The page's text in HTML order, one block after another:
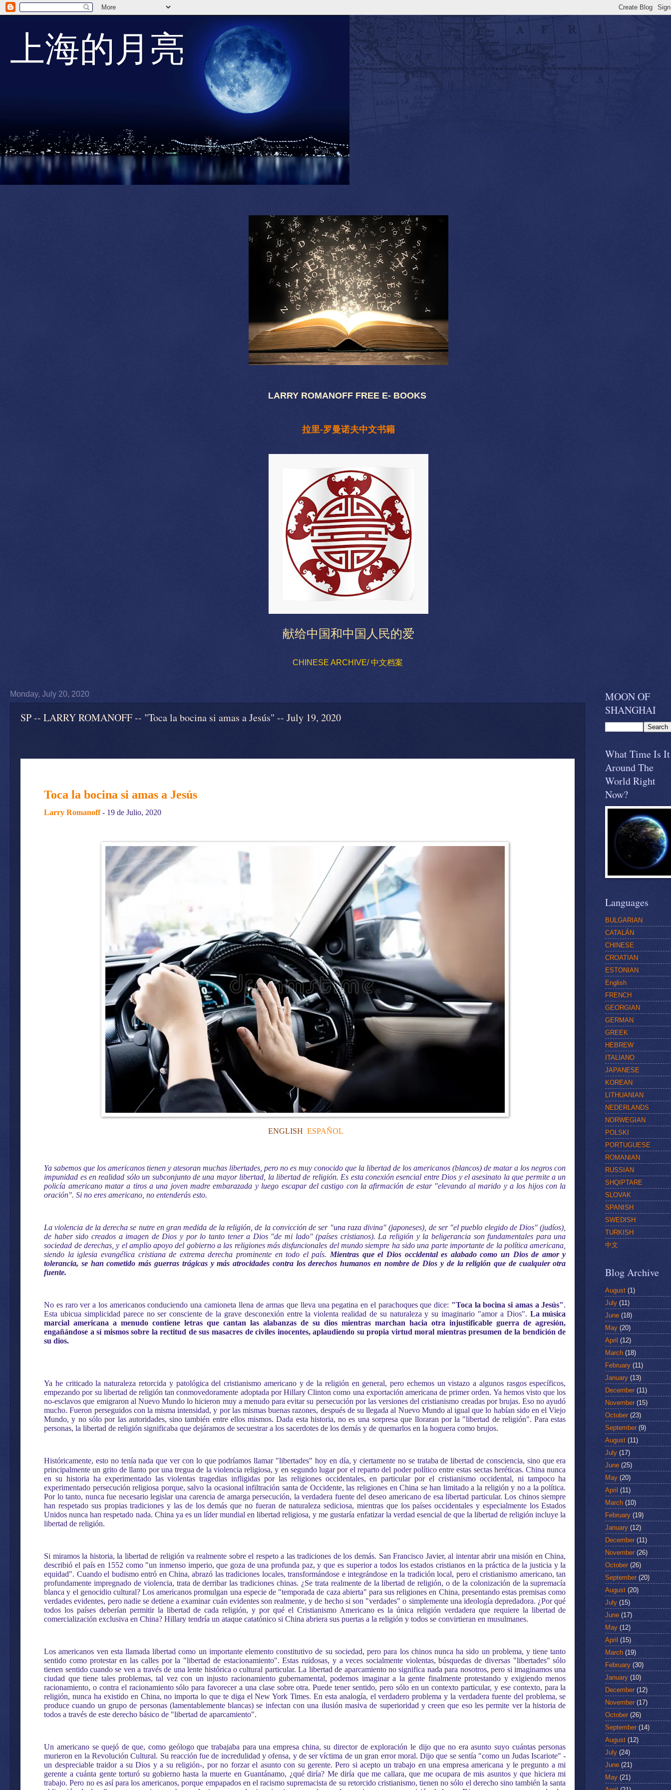
上海的月亮
LARRY ROMANOFF FREE E- BOOKS
拉里-罗曼诺夫中文书籍
献给中国和中国人民的爱
CHINESE ARCHIVE/ 中文档案
Monday, July 20, 2020
SP -- LARRY ROMANOFF -- "Toca la bocina si amas a Jesús" -- July 19, 2020
Toca la bocina si amas a Jesús
Larry Romanoff- 19 de Julio, 2020
ENGLISH ESPAÑOL
Ya sabemos que los americanos tienen y atesoran muchas libertades, pero no es muy conocido que la libertad de los americanos (blancos) de matar a los negros con
impunidad es en realidad sólo un subconjunto de una mayor libertad, la libertad de religión. Es esta conexión esencial entre Dios y el asesinato la que permite a un
policía americano matar a tiros a una joven madre embarazada y luego escapar del castigo con la afirmación de estar "elevando al marido y a los hijos con la
oración". Si no eres americano, no entenderás esto.
La violencia de la derecha se nutre en gran medida de la religión, de la convicción de ser "una raza divina" (japoneses), de ser "el pueblo elegido de Dios" (judíos),
de haber sido creados a imagen de Dios y por lo tanto tener a Dios "de mi lado" (países cristianos). La religión y la beligerancia son fundamentales para una
sociedad de derechas, y el amplio apoyo del gobierno a las religiones más disfuncionales del mundo siempre ha sido una parte importante de la política americana,
siendo la iglesia evangélica cristiana de extrema derecha prominente en todo el país. Mientras que el Dios occidental es alabado como un Dios de amor y
tolerancia, se han cometido más guerras trágicas y más atrocidades contra los derechos humanos en nombre de Dios y de la religión que de cualquier otra
fuente.
No es raro ver a los americanos conduciendo una camioneta llena de armas que lleva una pegatina en el parachoques que dice: "Toca la bocina si amas a Jesús".
Esta ubicua simplicidad parece no ser consciente de la grave desconexión entre la violenta realidad de su naturaleza y su imaginario "amor a Dios". La música
marcial americana a menudo contiene letras que cantan las alabanzas de su dios mientras marchan hacia otra injustificable guerra de agresión,
engañándose a sí mismos sobre la rectitud de sus masacres de civiles inocentes, aplaudiendo su propia virtud moral mientras presumen de la bendición de
su dios.
Ya he criticado la naturaleza retorcida y patológica del cristianismo americano y de la religión en general, pero echemos un vistazo a algunos rasgos específicos,
empezando por su libertad de religión tan conmovedoramente adoptada por Hillary Clinton como una exportación americana de primer orden. Ya hemos visto que los
no-esclavos que emigraron al Nuevo Mundo lo hicieron muy a menudo para evitar su persecución por las versiones del cristianismo creadas por brujas. Eso no ayudó
mucho. Fueron perseguidos con la misma intensidad, y por las mismas buenas razones, después de su llegada al Nuevo Mundo al igual que lo habían sido en el Viejo
Mundo, y no sólo por las autoridades, sino también entre ellos mismos. Dada esta historia, no es una sorpresa que lloraran por la "libertad de religión". Para estas
personas, la libertad de religión significaba que dejáramos de secuestrar a los sacerdotes de los demás y de quemarlos en la hoguera como brujos.
Históricamente, esto no tenía nada que ver con lo que podríamos llamar "libertades" hoy en día, y ciertamente no se trataba de libertad de consciencia, sino que era
principalmente un grito de llanto por una tregua de la violencia religiosa, y en segundo lugar por el reparto del poder político entre estas sectas heréticas. China nunca
en su historia ha experimentado las violentas tragedias infligidas por las religiones occidentales, en particular por el cristianismo occidental, ni tampoco ha
experimentado persecución religiosa porque, salvo la ocasional infiltración santa de Occidente, las religiones en China se han limitado a la religión y no a la política.
Por lo tanto, nunca fue necesario legislar una carencia de amarga persecución, la verdadera fuente del deseo americano de esa libertad particular. Los chinos siempre
han respetado sus propias tradiciones y las de los demás que no fueran de naturaleza sediciosa, mientras que los países occidentales y especialmente los Estados
Unidos nunca han respetado nada. China ya es un líder mundial en libertad religiosa, y me gustaría enfatizar la verdad esencial de que la libertad de religión incluye la
libertad de religión.
Si miramos la historia, la libertad de religión va realmente sobre el respeto a las tradiciones de los demás. San Francisco Javier, al intentar abrir una misión en China,
describió el país en 1552 como "un inmenso imperio, que goza de una profunda paz, y que es superior a todos los estados cristianos en la práctica de la justicia y la
equidad". Cuando el budismo entró en China, abrazó las tradiciones locales, transformándose e integrándose en la tradición local, pero el cristianismo americano, tan
profundamente impregnado de violencia, trata de derribar las tradiciones chinas. ¿Se trata realmente de la libertad de religión, o de la colonización de la supremacía
blanca y el genocidio cultural? Los americanos promulgan una especie de "temporada de caza abierta" para sus religiones en China, presentando estas premisas como
verdades evidentes, pero nadie se detiene a examinar cuán evidentes son realmente, y de hecho si son "verdades" o simplemente una ideología depredadora. ¿Por qué
todos los países deberían permitir la libertad de cada religión, y por qué el Cristianismo Americano es la única religión verdadera que requiere la libertad de
comercialización exclusiva en China? Hillary tendría un ataque catatónico si China abriera sus puertas a la religión y todos se convirtieran en musulmanes.
Los americanos ven esta llamada libertad como un importante elemento constitutivo de su sociedad, pero para los chinos nunca ha sido un problema, y tiene tanto
sentido como protestar en las calles por la "libertad de estacionamiento". Estas ruidosas, y a veces socialmente violentas, búsquedas de diversas "libertades" sólo
tienen sentido cuando se ven a través de una lente histórica o cultural particular. La libertad de aparcamiento no significa nada para nosotros, pero si imaginamos una
ciudad que tiene tales problemas, tal vez con un injusto racionamiento gubernamental, podemos imaginar a la gente finalmente protestando y exigiendo menos
racionamiento, o contra el racionamiento sólo para favorecer a una clase sobre otra. Puede tener sentido, pero sólo en un contexto particular, y ese contexto, para la
religión, nunca ha existido en China, no importa lo que te diga el New York Times. En esta analogía, el verdadero problema y la verdadera fuente del problema, se
produce cuando un grupo de personas (lamentablemente blancas) se infectan con una ilusión masiva de superioridad y creen que eso les permite ver la historia de
todos a través de este derecho básico de "libertad de aparcamiento".
Un americano se quejó de que, como geólogo que trabajaba para una empresa china, su director de exploración le dijo que no era asunto suyo cuántas personas
murieron en la Revolución Cultural. Su reacción fue de incredulidad y ofensa, y de ser víctima de un gran error moral. Dijo que se sentía "como un Judas Iscariote" -
un despreciable traidor a su Dios y a su religión-, por no forzar el asunto con su gerente. Pero si acepto un trabajo en una empresa americana y le pregunto a mi
gerente a cuánta gente torturó su gobierno hasta la muerte en Guantánamo, ¿qué diría? Me diría que me callara, que me ocupara de mis asuntos y que hiciera mi
trabajo. Pero no es así para los americanos, porque empapados en el racismo supremacista de su retorcido cristianismo, tienen no sólo el derecho sino también la santa
MOON OF
SHANGHAI
What Time Is It
Around The
World Right
Now?
Languages
BULGARIAN
CATALÁN
CHINESE
CROATIAN
ESTONIAN
English
FRENCH
GEORGIAN
GERMAN
GREEK
HEBREW
ITALIANO
JAPANESE
KOREAN
LITHUANIAN
NEDERLANDS
NORWEGIAN
POLSKI
PORTUGUESE
ROMANIAN
RUSSIAN
SHQIPTARE
SLOVAK
SPANISH
SWEDISH
TURKISH
中文
Blog Archive
August (1)
July (11)
June (18)
May (20)
April (12)
March (18)
February (11)
January (13)
December(11)
November(15)
October(23)
September(9)
August (11)
July (17)
June (25)
May (20)
April (11)
March (10)
February (19)
January (12)
December(11)
November(26)
October(26)
September(20)
August (20)
July (15)
June (17)
May (12)
April (15)
March (19)
February (30)
January (10)
December(12)
November(17)
October(26)
September(14)
August (12)
July (24)
June (21)
May (21)